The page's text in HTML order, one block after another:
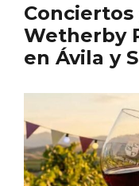
Wetherby
en Ávila y